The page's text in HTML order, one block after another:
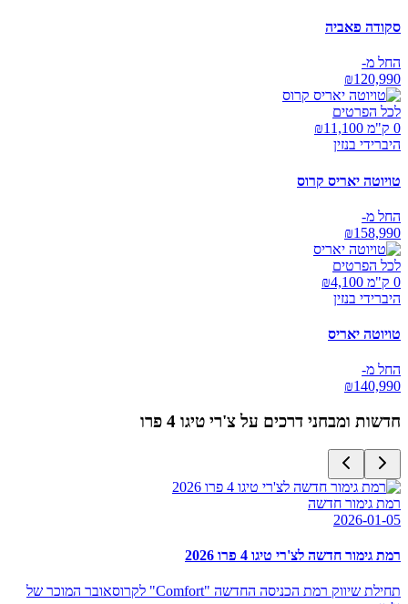
סקודה פאביה
החל מ-
₪120,990
לכל הפרטים
0 ק"מ ₪
11,100
היברידי בנזין
טויוטה יאריס קרוס
החל מ-
₪158,990
לכל הפרטים
0 ק"מ ₪
4,100
היברידי בנזין
טויוטה יאריס
החל מ-
₪140,990
חדשות ומבחני דרכים על צ'רי טיגו 4 פרו
רמת גימור חדשה
2026-01-05
רמת גימור חדשה לצ'רי טיגו 4 פרו 2026
תחילת שיווק רמת הכניסה החדשה "Comfort" לקרוסאובר המוכר של